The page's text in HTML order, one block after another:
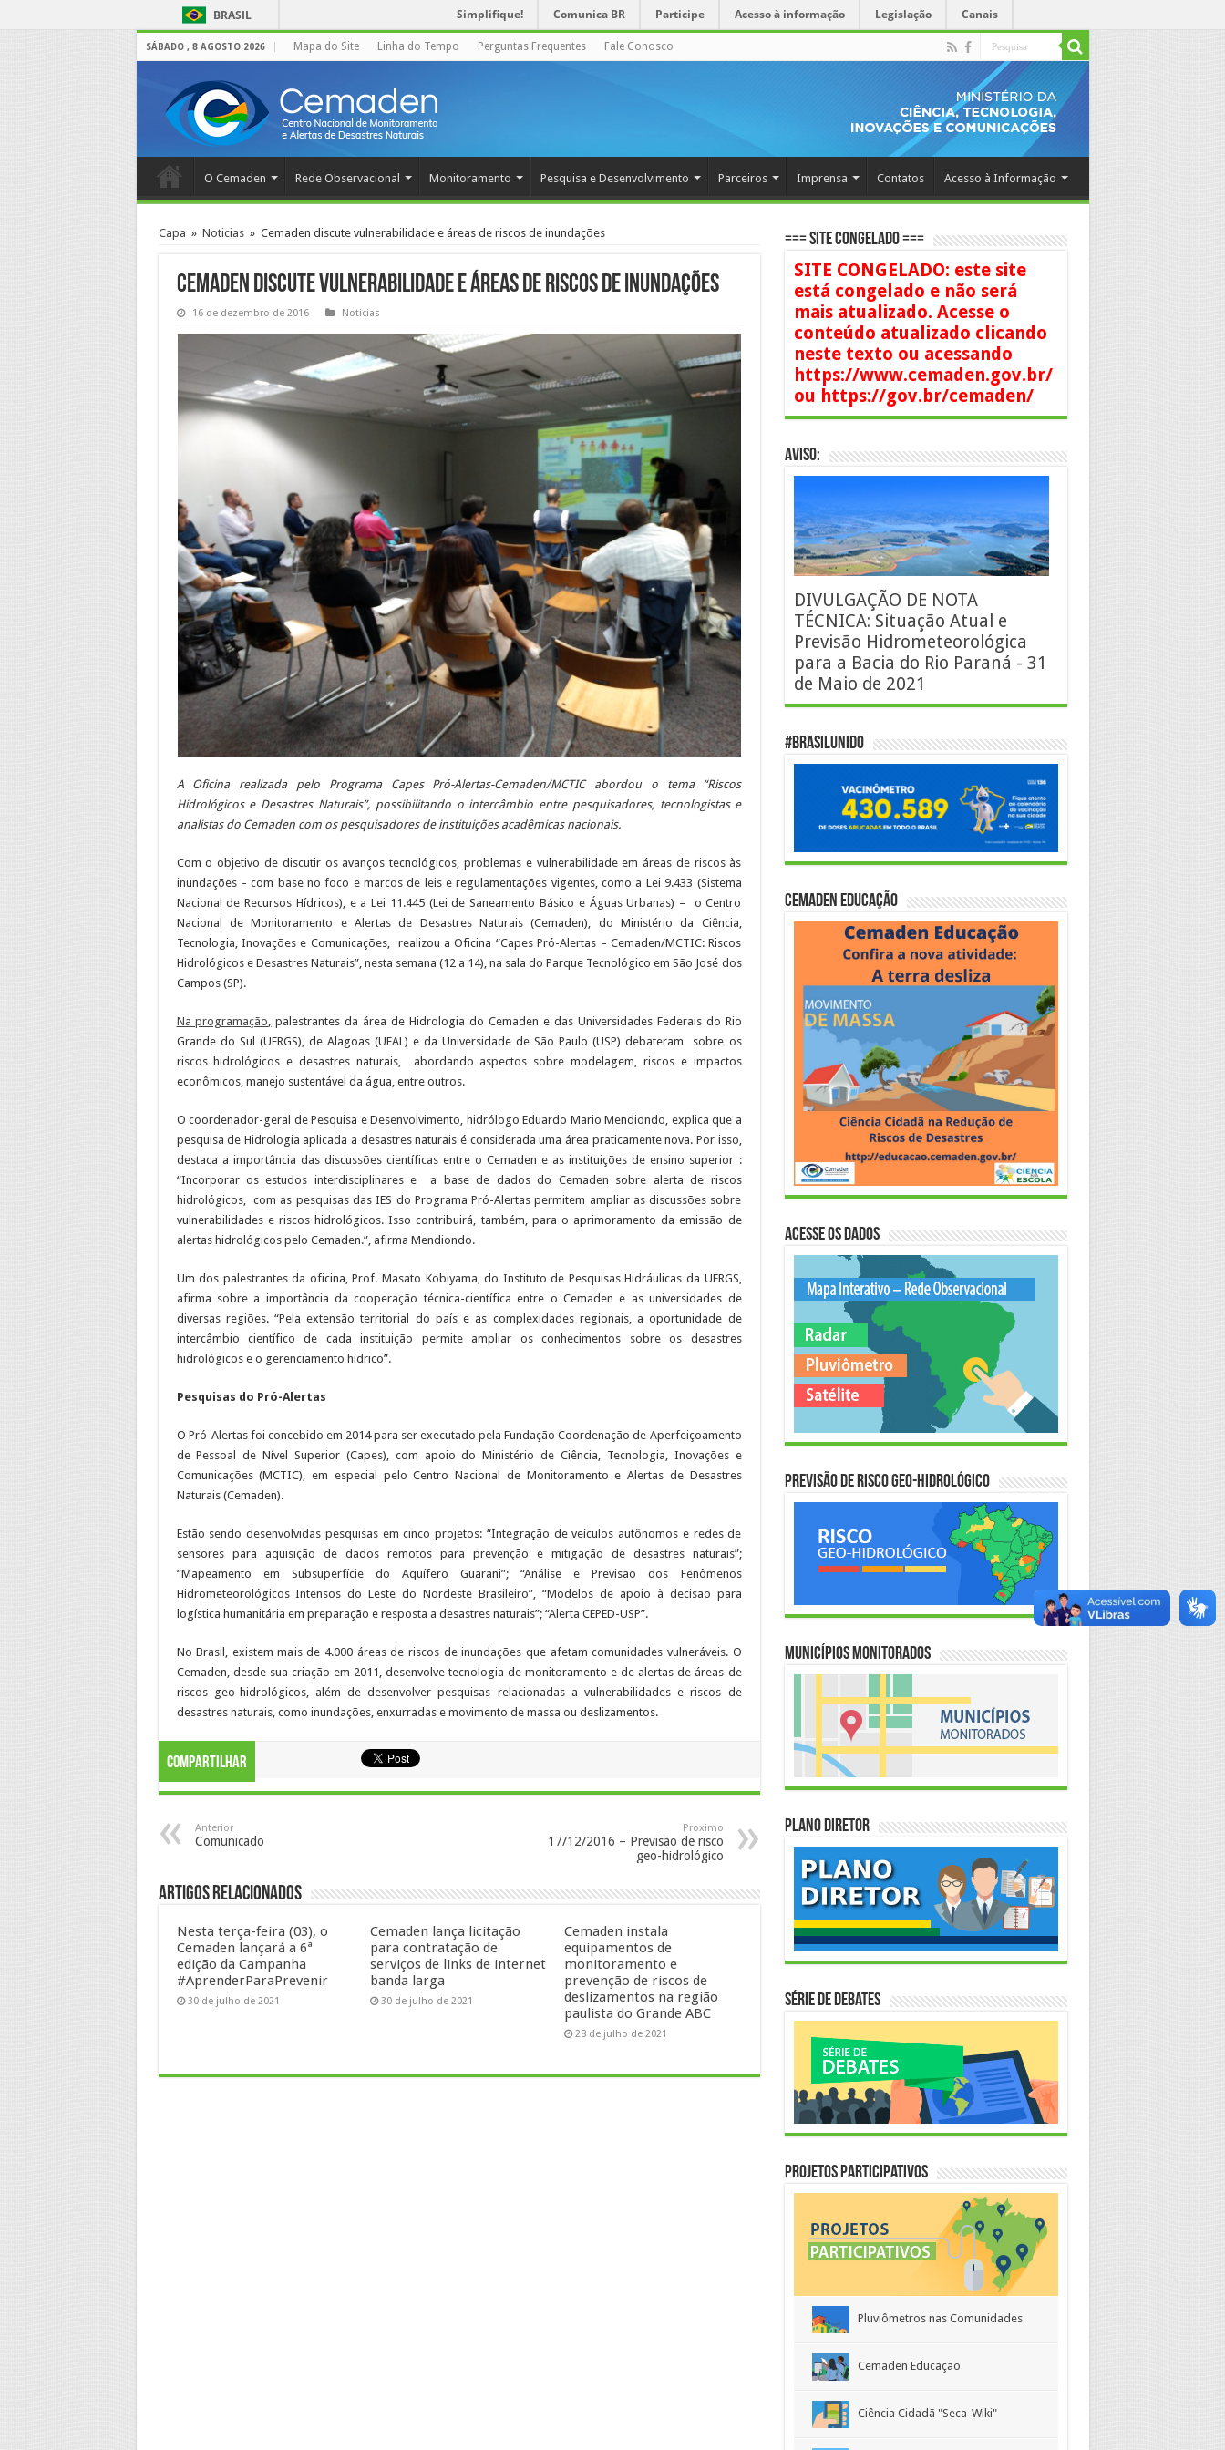
BRASIL Simplifique! Comunica BR Participe Acesso à informação Legislação Canais
SÁBADO , 8 AGOSTO 2026 Mapa do Site Linha do Tempo Perguntas Frequentes Fale Conosco
O Cemaden Rede Observacional Monitoramento Pesquisa e Desenvolvimento Parceiros Imprensa Contatos Acesso à Informação
Capa » Noticias » Cemaden discute vulnerabilidade e áreas de riscos de inundações
Cemaden discute vulnerabilidade e áreas de riscos de inundações
16 de dezembro de 2016 Noticias
A Oficina realizada pelo Programa Capes Pró-Alertas-Cemaden/MCTIC abordou o tema “Riscos
Hidrológicos e Desastres Naturais”, possibilitando o intercâmbio entre pesquisadores, tecnologistas e
analistas do Cemaden com os pesquisadores de instituições acadêmicas nacionais.
Com o objetivo de discutir os avanços tecnológicos, problemas e vulnerabilidade em áreas de riscos às
inundações – com base no foco e marcos de leis e regulamentações vigentes, como a Lei 9.433 (Sistema
Nacional de Recursos Hídricos), e a Lei 11.445 (Lei de Saneamento Básico e Águas Urbanas) – o Centro
Nacional de Monitoramento e Alertas de Desastres Naturais (Cemaden), do Ministério da Ciência,
Tecnologia, Inovações e Comunicações, realizou a Oficina “Capes Pró-Alertas – Cemaden/MCTIC: Riscos
Hidrológicos e Desastres Naturais”, nesta semana (12 a 14), na sala do Parque Tecnológico em São José dos
Campos (SP).
Na programação palestrantes da área de Hidrologia do Cemaden e das Universidades Federais do Rio
Grande do Sul (UFRGS), de Alagoas (UFAL) e da Universidade de São Paulo (USP) debateram sobre os
riscos hidrológicos e desastres naturais, abordando aspectos sobre modelagem, riscos e impactos
econômicos, manejo sustentável da água, entre outros.
O coordenador-geral de Pesquisa e Desenvolvimento, hidrólogo Eduardo Mario Mendiondo, explica que a
pesquisa de Hidrologia aplicada a desastres naturais é considerada uma área praticamente nova. Por isso,
destaca a importância das discussões científicas entre o Cemaden e as instituições de ensino superior :
“Incorporar os estudos interdisciplinares e a base de dados do Cemaden sobre alerta de riscos
hidrológicos, com as pesquisas das IES do Programa Pró-Alertas permitem ampliar as discussões sobre
vulnerabilidades e riscos hidrológicos. Isso contribuirá, também, para o aprimoramento da emissão de
alertas hidrológicos pelo Cemaden.”, afirma Mendiondo.
Um dos palestrantes da oficina, Prof. Masato Kobiyama, do Instituto de Pesquisas Hidráulicas da UFRGS,
afirma sobre a importância da cooperação técnica-científica entre o Cemaden e as universidades de
diversas regiões. “Pela extensão territorial do país e as complexidades regionais, a oportunidade de
intercâmbio científico de cada instituição permite ampliar os conhecimentos sobre os desastres
hidrológicos e o gerenciamento hídrico”.
Pesquisas do Pró-Alertas
O Pró-Alertas foi concebido em 2014 para ser executado pela Fundação Coordenação de Aperfeiçoamento
de Pessoal de Nível Superior (Capes), com apoio do Ministério de Ciência, Tecnologia, Inovações e
Comunicações (MCTIC), em especial pelo Centro Nacional de Monitoramento e Alertas de Desastres
Naturais (Cemaden).
Estão sendo desenvolvidas pesquisas em cinco projetos: “Integração de veículos autônomos e redes de
sensores para aquisição de dados remotos para prevenção e mitigação de desastres naturais”;
“Mapeamento em Subsuperfície do Aquífero Guarani”; “Análise e Previsão dos Fenômenos
Hidrometeorológicos Intensos do Leste do Nordeste Brasileiro”, “Modelos de apoio à decisão para
logística humanitária em preparação e resposta a desastres naturais”; “Alerta CEPED-USP”.
No Brasil, existem mais de 4.000 áreas de riscos de inundações que afetam comunidades vulneráveis. O
Cemaden, desde sua criação em 2011, desenvolve tecnologia de monitoramento e de alertas de áreas de
riscos geo-hidrológicos, além de desenvolver pesquisas relacionadas a vulnerabilidades e riscos de
desastres naturais, como inundações, enxurradas e movimento de massa ou deslizamentos.
Compartilhar
Anterior
Comunicado
Proximo
17/12/2016 – Previsão de risco
geo-hidrológico
Artigos Relacionados
Nesta terça-feira (03), o
Cemaden lançará a 6ª
edição da Campanha
#AprenderParaPrevenir
30 de julho de 2021
Cemaden lança licitação
para contratação de
serviços de links de internet
banda larga
30 de julho de 2021
Cemaden instala
equipamentos de
monitoramento e
prevenção de riscos de
deslizamentos na região
paulista do Grande ABC
28 de julho de 2021
=== SITE CONGELADO ===
SITE CONGELADO: este site
está congelado e não será
mais atualizado. Acesse o
conteúdo atualizado clicando
neste texto ou acessando
https://www.cemaden.gov.br/
ou https://gov.br/cemaden/
AVISO:
DIVULGAÇÃO DE NOTA
TÉCNICA: Situação Atual e
Previsão Hidrometeorológica
para a Bacia do Rio Paraná - 31
de Maio de 2021
#BrasilUnido
Cemaden Educação
Acesse os Dados
Previsão de Risco Geo-Hidrológico
Municípios Monitorados
Plano Diretor
Série de Debates
Projetos Participativos
Pluviômetros nas Comunidades
Cemaden Educação
Ciência Cidadã "Seca-Wiki"